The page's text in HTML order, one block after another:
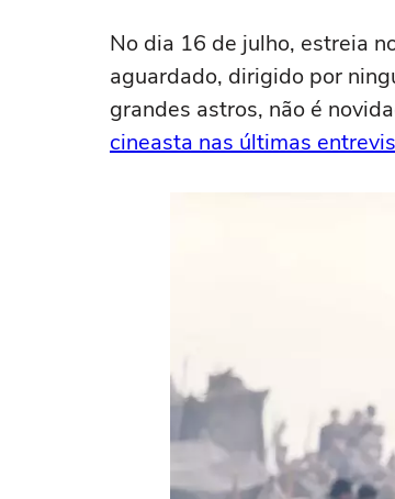
No dia 16 de julho, estreia
aguardado, dirigido por
grandes astros, não é
cineasta nas últimas